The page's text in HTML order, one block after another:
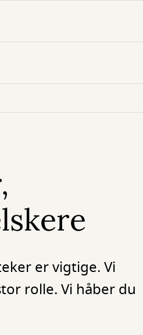
er vigtige. Vi
rolle. Vi håber du